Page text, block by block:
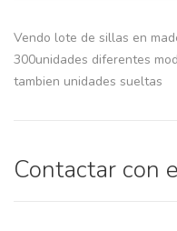
Vendo lote de sillas en
300unidades diferentes
tambien unidades sueltas
Contactar con